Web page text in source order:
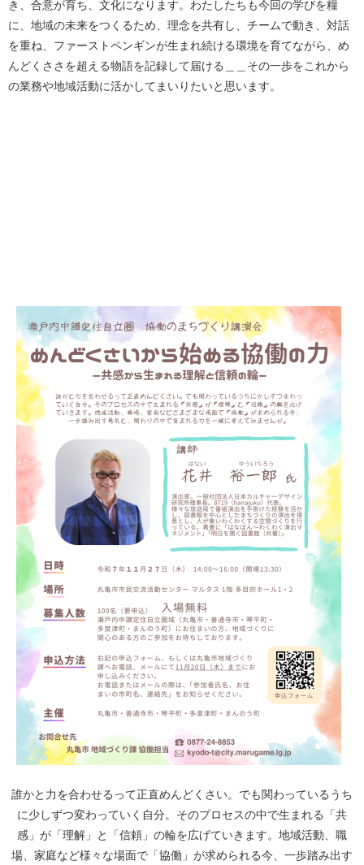
き、合意が育ち、文化になります。わたしたちも今回の学びを糧
に、地域の未来をつくるため、理念を共有し、チームで動き、対話
を重ね、ファーストペンギンが生まれ続ける環境を育てながら、め
んどくささを超える物語を記録して届ける＿＿その一歩をこれから
の業務や地域活動に活かしてまいりたいと思います。
誰かと力を合わせるって正直めんどくさい。でも関わっているうち
に少しずつ変わっていく自分。そのプロセスの中で生まれる「共
感」が「理解」と「信頼」の輪を広げていきます。地域活動、職
場、家庭など様々な場面で「協働」が求められる今、一歩踏み出す